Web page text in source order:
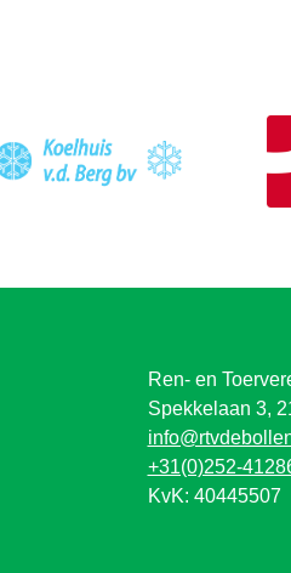
Ren- en
Spekkelaan 3,
+31(0)252-
KvK: 40445507